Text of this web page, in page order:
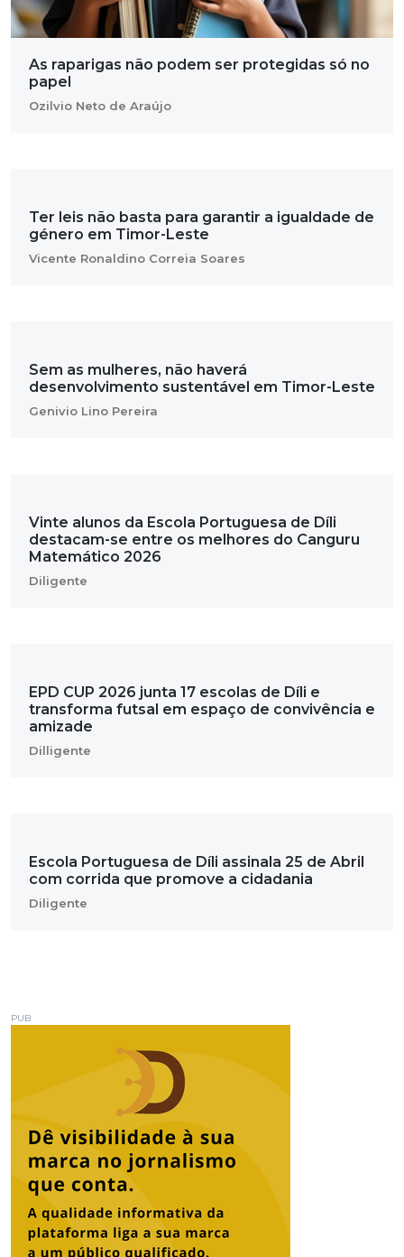
As raparigas não podem ser protegidas só no
papel
Ozilvio Neto de Araújo
Ter leis não basta para garantir a igualdade de
género em Timor-Leste
Vicente Ronaldino Correia Soares
Sem as mulheres, não haverá
desenvolvimento sustentável em Timor-Leste
Genivio Lino Pereira
Vinte alunos da Escola Portuguesa de Díli
destacam-se entre os melhores do Canguru
Matemático 2026
Diligente
EPD CUP 2026 junta 17 escolas de Díli e
transforma futsal em espaço de convivência e
amizade
Dilligente
Escola Portuguesa de Díli assinala 25 de Abril
com corrida que promove a cidadania
Diligente
PUB